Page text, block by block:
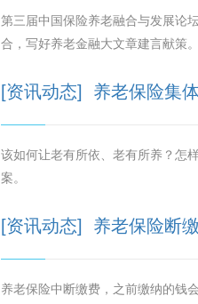
第三届中国保险养老融合与发展论
合，写好养老金融大文章建言献策。
[资讯动态] 养老保险集
该如何让老有所依、老有所养？怎
案。
[资讯动态] 养老保险断
养老保险中断缴费，之前缴纳的钱